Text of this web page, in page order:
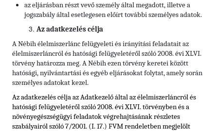
az eljárásban részt vevő személy által megadott, illetve a
jogszabály által esetlegesen előírt további személyes adatok.
Az adatkezelés célja
A Nébih élelmiszerlánc felügyeleti és irányítási feladatait az
élelmiszerláncról és hatósági felügyeletéről szóló 2008. évi XLVI.
törvény határozza meg. A Nébih ezen törvény keretei között
hatósági, nyilvántartási és egyéb eljárásokat folytat, amely során
személyes adatokat kezel.
Az adatkezelés célja az Adatkezelő által az élelmiszerláncról és
hatósági felügyeletéről szóló 2008. évi XLVI. törvényben ésa
növényegészségügyi feladatok végrehajtásának részletes
szabályairól szóló 7/2001. (I. 17.) FVM rendeletbenmegjelölt